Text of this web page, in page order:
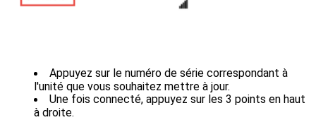
Appuyez sur le numéro de série correspondant à
l'unité que vous souhaitez mettre à jour.
Une fois connecté, appuyez sur les 3 points en haut
à droite.